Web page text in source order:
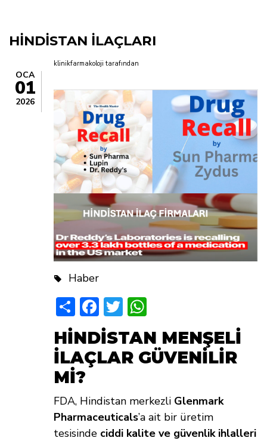
yolu
HİNDİSTAN İLAÇLARI
OCA
01
2026
klinikfarmakoloji tarafından
Haber
ShareFacebook
Twitter
HİNDİSTAN MENŞELİ
İLAÇLAR GÜVENİLİR
Mİ?
FDA, Hindistan merkezli Glenmark
Pharmaceuticals’a ait bir üretim
tesisinde ciddi kalite ve güvenlik ihlalleri